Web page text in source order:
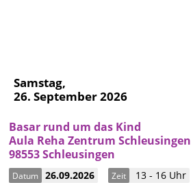
Samstag,
26. September 2026
Basar rund um das Kind
Aula Reha Zentrum Schleusingen
98553 Schleusingen
Datum 26.09.2026 Zeit 13 - 16 Uhr